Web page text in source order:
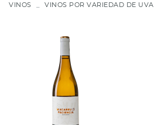
VINOS VINOS POR VARIEDAD DE UVA